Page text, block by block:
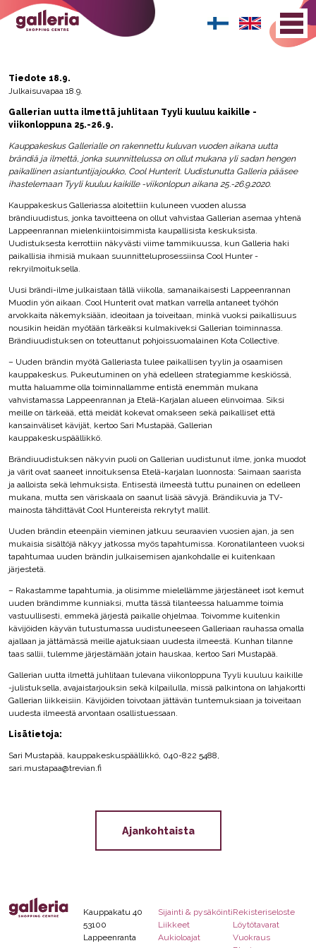
Tiedote 18.9.
Julkaisuvapaa 18.9.
Gallerian uutta ilmettä juhlitaan Tyyli kuuluu kaikille -
viikonloppuna 25.-26.9.
Kauppakeskus Gallerialle on rakennettu kuluvan vuoden aikana uutta
brändiä ja ilmettä, jonka suunnittelussa on ollut mukana yli sadan hengen
paikallinen asiantuntijajoukko, Cool Hunterit. Uudistunutta Galleria pääsee
ihastelemaan Tyyli kuuluu kaikille -viikonlopun aikana 25.-26.9.2020.
Kauppakeskus Galleriassa aloitettiin kuluneen vuoden alussa
brändiuudistus, jonka tavoitteena on ollut vahvistaa Gallerian asemaa yhtenä
Lappeenrannan mielenkiintoisimmista kaupallisista keskuksista.
Uudistuksesta kerrottiin näkyvästi viime tammikuussa, kun Galleria haki
paikallisia ihmisiä mukaan suunnitteluprosessiinsa Cool Hunter -
rekryilmoituksella.
Uusi brändi-ilme julkaistaan tällä viikolla, samanaikaisesti Lappeenrannan
Muodin yön aikaan. Cool Hunterit ovat matkan varrella antaneet työhön
arvokkaita näkemyksiään, ideoitaan ja toiveitaan, minkä vuoksi paikallisuus
nousikin heidän myötään tärkeäksi kulmakiveksi Gallerian toiminnassa.
Brändiuudistuksen on toteuttanut pohjoissuomalainen Kota Collective.
– Uuden brändin myötä Galleriasta tulee paikallisen tyylin ja osaamisen
kauppakeskus. Pukeutuminen on yhä edelleen strategiamme keskiössä,
mutta haluamme olla toiminnallamme entistä enemmän mukana
vahvistamassa Lappeenrannan ja Etelä-Karjalan alueen elinvoimaa. Siksi
meille on tärkeää, että meidät kokevat omakseen sekä paikalliset että
kansainväliset kävijät, kertoo Sari Mustapää, Gallerian
kauppakeskuspäällikkö.
Brändiuudistuksen näkyvin puoli on Gallerian uudistunut ilme, jonka muodot
ja värit ovat saaneet innoituksensa Etelä-karjalan luonnosta: Saimaan saarista
ja aalloista sekä lehmuksista. Entisestä ilmeestä tuttu punainen on edelleen
mukana, mutta sen väriskaala on saanut lisää sävyjä. Brändikuvia ja TV-
mainosta tähdittävät Cool Huntereista rekrytyt mallit.
Uuden brändin eteenpäin vieminen jatkuu seuraavien vuosien ajan, ja sen
mukaisia sisältöjä näkyy jatkossa myös tapahtumissa. Koronatilanteen vuoksi
tapahtumaa uuden brändin julkaisemisen ajankohdalle ei kuitenkaan
järjestetä.
– Rakastamme tapahtumia, ja olisimme mielellämme järjestäneet isot kemut
uuden brändimme kunniaksi, mutta tässä tilanteessa haluamme toimia
vastuullisesti, emmekä järjestä paikalle ohjelmaa. Toivomme kuitenkin
kävijöiden käyvän tutustumassa uudistuneeseen Galleriaan rauhassa omalla
ajallaan ja jättämässä meille ajatuksiaan uudesta ilmeestä. Kunhan tilanne
taas sallii, tulemme järjestämään jotain hauskaa, kertoo Sari Mustapää.
Gallerian uutta ilmettä juhlitaan tulevana viikonloppuna Tyyli kuuluu kaikille
-julistuksella, avajaistarjouksin sekä kilpailulla, missä palkintona on lahjakortti
Gallerian liikkeisiin. Kävijöiden toivotaan jättävän tuntemuksiaan ja toiveitaan
uudesta ilmeestä arvontaan osallistuessaan.
Lisätietoja:
Sari Mustapää, kauppakeskuspäällikkö, 040-822 5488,
sari.mustapaa@trevian.fi
Ajankohtaista
Kauppakatu 40
53100
Lappeenranta
Sijainti & pysäköinti
Liikkeet
Aukioloajat
Rekisteriseloste
Löytötavarat
Vuokraus